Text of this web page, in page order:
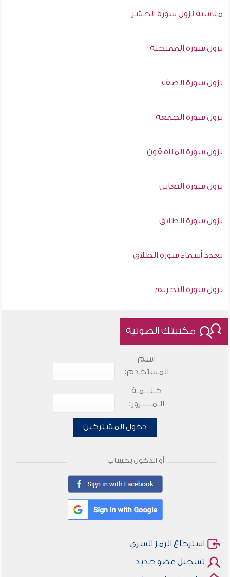
مناسبة نزول سورة الحشر
نزول سورة الممتحنة
نزول سورة الصف
نزول سورة الجمعة
نزول سورة المنافقون
نزول سورة التغابن
نزول سورة الطلاق
تعدد أسماء سورة الطلاق
نزول سورة التحريم
مكتبتك الصوتية
اسم
المستخدم:
كـلـــمـة
الـمـــــرور:
دخول المشتركين
أو الدخول بحساب
استرجاع الرمز السري
تسجيل عضو جديد